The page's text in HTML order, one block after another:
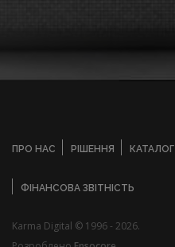
ПРО НАС РІШЕННЯ КАТАЛОГ
ФІНАНСОВА ЗВІТНІСТЬ
Karma Digital © 1996 - 2026.